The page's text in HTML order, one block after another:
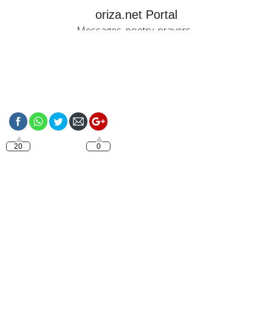
oriza.net Portal
Messages, poetry, prayers...
20 0